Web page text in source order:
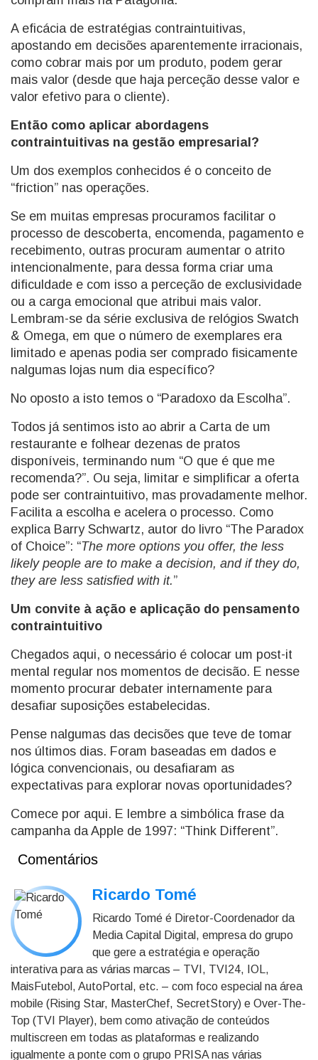
A eficácia de estratégias contraintuitivas,
apostando em decisões aparentemente irracionais,
como cobrar mais por um produto, podem gerar
mais valor (desde que haja perceção desse valor e
valor efetivo para o cliente).
Então como aplicar abordagens
contraintuitivas na gestão empresarial?
Um dos exemplos conhecidos é o conceito de
“friction” nas operações.
Se em muitas empresas procuramos facilitar o
processo de descoberta, encomenda, pagamento e
recebimento, outras procuram aumentar o atrito
intencionalmente, para dessa forma criar uma
dificuldade e com isso a perceção de exclusividade
ou a carga emocional que atribui mais valor.
Lembram-se da série exclusiva de relógios Swatch
& Omega, em que o número de exemplares era
limitado e apenas podia ser comprado fisicamente
nalgumas lojas num dia específico?
No oposto a isto temos o “Paradoxo da Escolha”.
Todos já sentimos isto ao abrir a Carta de um
restaurante e folhear dezenas de pratos
disponíveis, terminando num “O que é que me
recomenda?”. Ou seja, limitar e simplificar a oferta
pode ser contraintuitivo, mas provadamente melhor.
Facilita a escolha e acelera o processo. Como
explica Barry Schwartz, autor do livro “The Paradox
of Choice”: “The more options you offer, the less
likely people are to make a decision, and if they do,
they are less satisfied with it.”
Um convite à ação e aplicação do pensamento
contraintuitivo
Chegados aqui, o necessário é colocar um post-it
mental regular nos momentos de decisão. E nesse
momento procurar debater internamente para
desafiar suposições estabelecidas.
Pense nalgumas das decisões que teve de tomar
nos últimos dias. Foram baseadas em dados e
lógica convencionais, ou desafiaram as
expectativas para explorar novas oportunidades?
Comece por aqui. E lembre a simbólica frase da
campanha da Apple de 1997: “Think Different”.
Comentários
Ricardo Tomé
Ricardo Tomé é Diretor-Coordenador da
Media Capital Digital, empresa do grupo
que gere a estratégia e operação
interativa para as várias marcas – TVI, TVI24, IOL,
MaisFutebol, AutoPortal, etc. – com foco especial na área
mobile (Rising Star, MasterChef, SecretStory) e Over-The-
Top (TVI Player), bem como ativação de conteúdos
multiscreen em todas as plataformas e realizando
igualmente a ponte com o grupo PRISA nas várias